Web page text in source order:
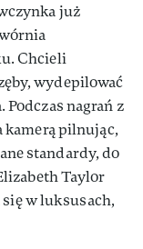
już
Chcieli
wydepilować
nagrań z
kamerą pilnując,
standardy, do
Taylor
w luksusach,